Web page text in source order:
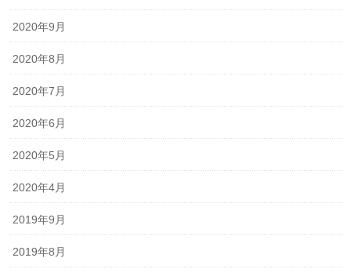
2020年9月
2020年8月
2020年7月
2020年6月
2020年5月
2020年4月
2019年9月
2019年8月